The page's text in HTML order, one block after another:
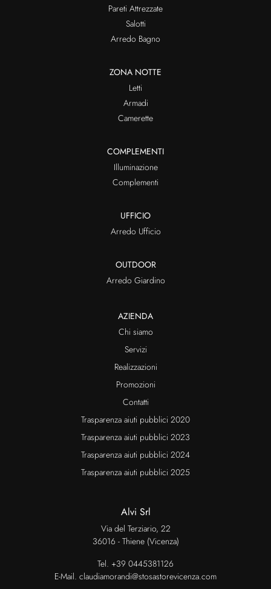
Pareti Attrezzate
Salotti
Arredo Bagno
ZONA NOTTE
Letti
Armadi
Camerette
COMPLEMENTI
Illuminazione
Complementi
UFFICIO
Arredo Ufficio
OUTDOOR
Arredo Giardino
AZIENDA
Chi siamo
Servizi
Realizzazioni
Promozioni
Contatti
Trasparenza aiuti pubblici 2020
Trasparenza aiuti pubblici 2023
Trasparenza aiuti pubblici 2024
Trasparenza aiuti pubblici 2025
Alvi Srl
Via del Terziario, 22
36016 - Thiene (Vicenza)
Tel. +39 0445381126
E-Mail. claudiamorandi@stosastorevicenza.com